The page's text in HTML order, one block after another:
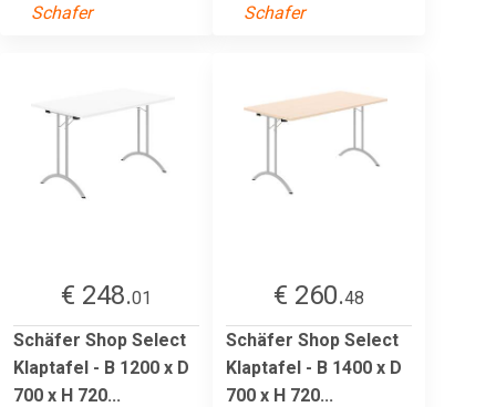
Schafer Schafer
€ 248.01
Schäfer Shop Select
Klaptafel - B 1200 x D
700 x H 720...
€ 260.48
Schäfer Shop Select
Klaptafel - B 1400 x D
700 x H 720...